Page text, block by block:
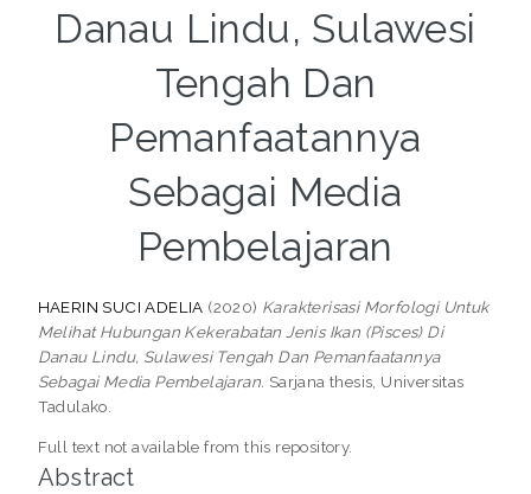
Danau Lindu, Sulawesi
Tengah Dan
Pemanfaatannya
Sebagai Media
Pembelajaran
HAERIN SUCI ADELIA (2020) Karakterisasi Morfologi Untuk
Melihat Hubungan Kekerabatan Jenis Ikan (Pisces) Di
Danau Lindu, Sulawesi Tengah Dan Pemanfaatannya
Sebagai Media Pembelajaran. Sarjana thesis, Universitas
Tadulako.
Full text not available from this repository.
Abstract